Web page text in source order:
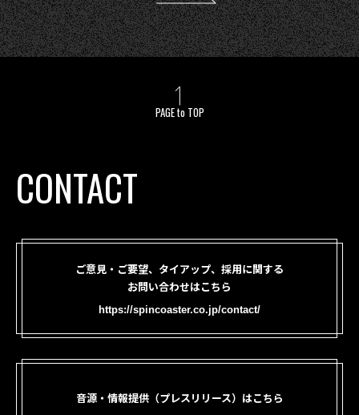
PAGE to TOP
CONTACT
ご意見・ご要望、タイアップ、採用に関する
お問い合わせはこちら
https://spincoaster.co.jp/contact/
音源・情報提供（プレスリリース）はこちら